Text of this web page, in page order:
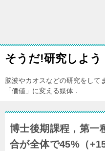
そうだ!研究しよう
脳波やカオスなどの研究をして
「価値」に変える媒体．
博士後期課程，第一
合が全体で45%（